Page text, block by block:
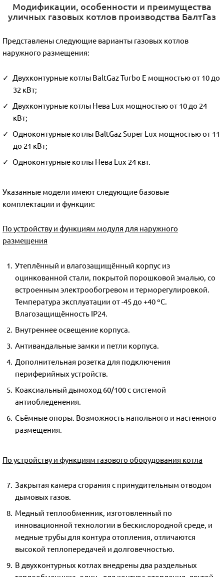
Модификации, особенности и преимущества
уличных газовых котлов производства БалтГаз
Представлены следующие варианты газовых котлов
наружного размещения:
Двухконтурные котлы BaltGaz Turbo E мощностью от 10 до
32 кВт;
Двухконтурные котлы Нева Lux мощностью от 10 до 24
кВт;
Одноконтурные котлы BaltGaz Super Lux мощностью от 11
до 21 кВт;
Одноконтурные котлы Нева Lux 24 квт.
Указанные модели имеют следующие базовые
комплектации и функции:
По устройству и функциям модуля для наружного
размещения
Утеплённый и влагозащищённый корпус из
оцинкованной стали, покрытой порошковой эмалью, со
встроенным электрообогревом и терморегулировкой.
Температура эксплуатации от -45 до +40 ºС.
Влагозащищённость IP24.
Внутреннее освещение корпуса.
Антивандальные замки и петли корпуса.
Дополнительная розетка для подключения
периферийных устройств.
Коаксиальный дымоход 60/100 с системой
антиобледенения.
Съёмные опоры. Возможность напольного и настенного
размещения.
По устройству и функциям газового оборудования котла
Закрытая камера сгорания с принудительным отводом
дымовых газов.
Медный теплообменник, изготовленный по
инновационной технологии в бескислородной среде, и
медные трубы для контура отопления, отличаются
высокой теплопередачей и долговечностью.
В двухконтурных котлах внедрены два раздельных